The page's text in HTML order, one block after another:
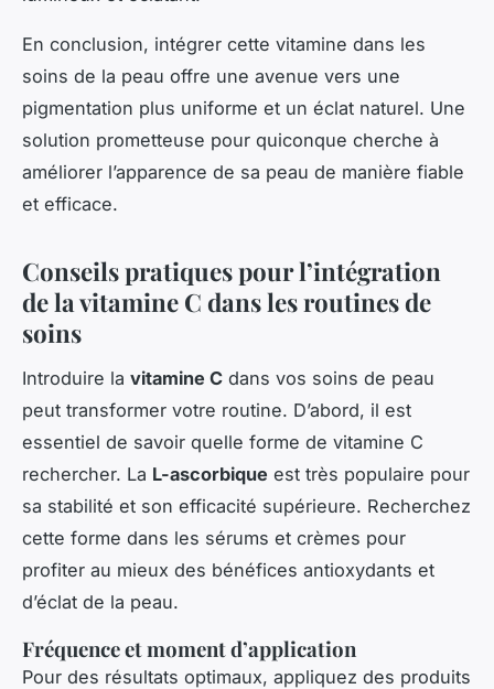
En conclusion, intégrer cette vitamine dans les
soins de la peau offre une avenue vers une
pigmentation plus uniforme et un éclat naturel. Une
solution prometteuse pour quiconque cherche à
améliorer l’apparence de sa peau de manière fiable
et efficace.
Conseils pratiques pour l’intégration
de la vitamine C dans les routines de
soins
Introduire la vitamine C dans vos soins de peau
peut transformer votre routine. D’abord, il est
essentiel de savoir quelle forme de vitamine C
rechercher. La L-ascorbique est très populaire pour
sa stabilité et son efficacité supérieure. Recherchez
cette forme dans les sérums et crèmes pour
profiter au mieux des bénéfices antioxydants et
d’éclat de la peau.
Fréquence et moment d’application
Pour des résultats optimaux, appliquez des produits